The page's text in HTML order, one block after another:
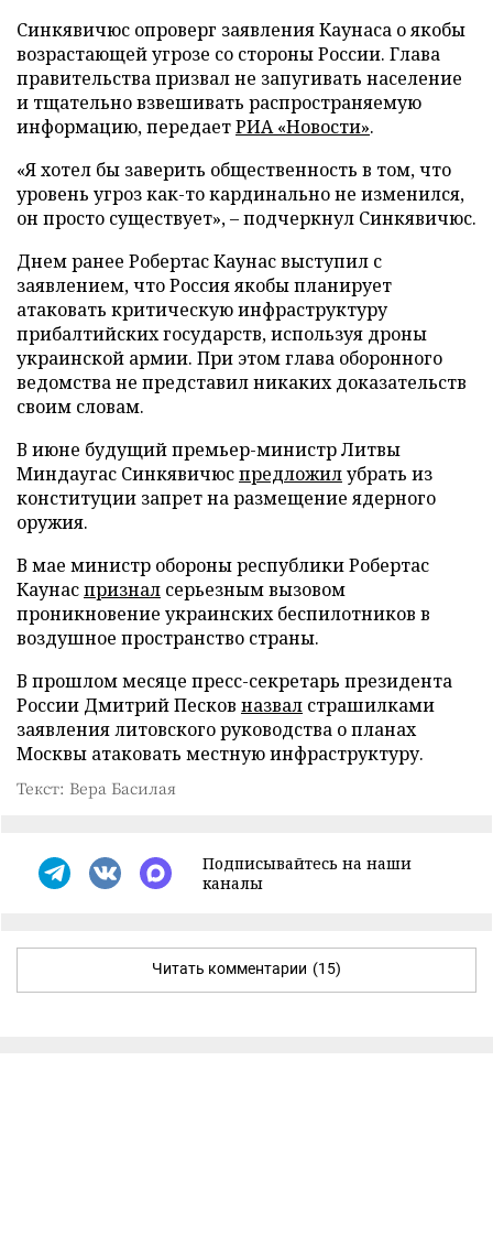
Синкявичюс опроверг заявления Каунаса о якобы
возрастающей угрозе со стороны России. Глава
правительства призвал не запугивать население
и тщательно взвешивать распространяемую
информацию, передаетРИА «Новости».
«Я хотел бы заверить общественность в том, что
уровень угроз как-то кардинально не изменился,
он просто существует», – подчеркнул Синкявичюс.
Днем ранее Робертас Каунас выступил с
заявлением, что Россия якобы планирует
атаковать критическую инфраструктуру
прибалтийских государств, используя дроны
украинской армии. При этом глава оборонного
ведомства не представил никаких доказательств
своим словам.
В июне будущий премьер-министр Литвы
Миндаугас Синкявичюспредложилубрать из
конституции запрет на размещение ядерного
оружия.
В мае министр обороны республики Робертас
Каунаспризнал серьезным вызовом
проникновение украинских беспилотников в
воздушное пространство страны.
В прошлом месяце пресс-секретарь президента
России Дмитрий Песков назвал страшилками
заявления литовского руководства о планах
Москвы атаковать местную инфраструктуру.
Текст: Вера Басилая
Подписывайтесь на наши
каналы
Читать комментарии (15)